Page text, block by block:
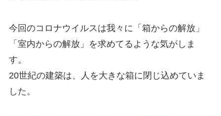
今回のコロナウイルスは我々に「箱からの解放」
「室内からの解放」を求めてるような気がしま
す。
20世紀の建築は、人を大きな箱に閉じ込めていま
した。